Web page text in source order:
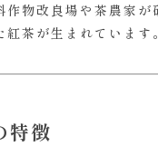
作物改良場や茶農家が
茶が生まれています。
特徴